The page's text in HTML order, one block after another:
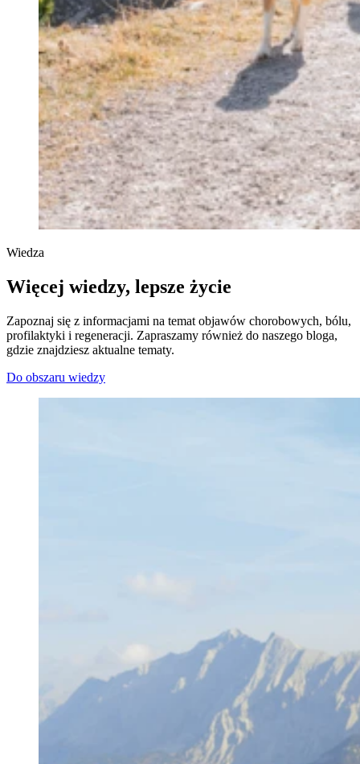
Wiedza
Więcej wiedzy, lepsze życie
Zapoznaj się z informacjami na temat objawów chorobowych, bólu,
profilaktyki i regeneracji. Zapraszamy również do naszego bloga,
gdzie znajdziesz aktualne tematy.
Do obszaru wiedzy